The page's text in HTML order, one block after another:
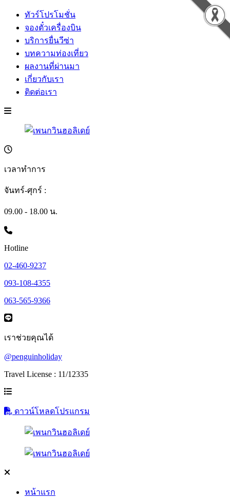
ทัวร์โปรโมชั่น
จองตั๋วเครื่องบิน
บริการยื่นวีซ่า
บทความท่องเที่ยว
ผลงานที่ผ่านมา
เกี่ยวกับเรา
ติดต่อเรา
เวลาทำการ
จันทร์-ศุกร์ :
09.00 - 18.00 น.
Hotline
02-460-9237
093-108-4355
063-565-9366
เราช่วยคุณได้
@penguinholiday
Travel License : 11/12335
ดาวน์โหลดโปรแกรม
หน้าแรก